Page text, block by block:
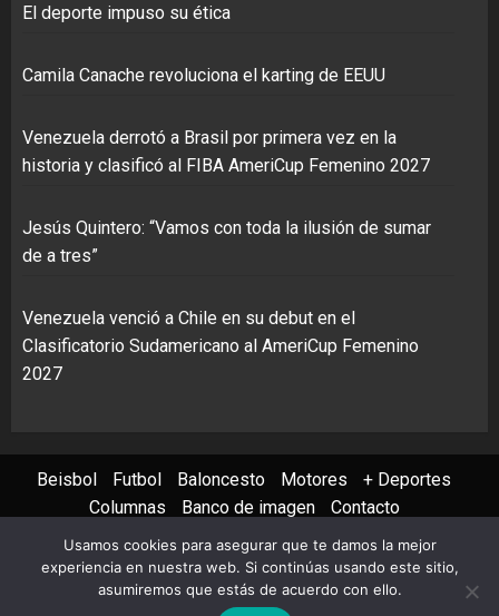
El deporte impuso su ética
Camila Canache revoluciona el karting de EEUU
Venezuela derrotó a Brasil por primera vez en la
historia y clasificó al FIBA AmeriCup Femenino 2027
Jesús Quintero: “Vamos con toda la ilusión de sumar
de a tres”
Venezuela venció a Chile en su debut en el
Clasificatorio Sudamericano al AmeriCup Femenino
2027
Beisbol Futbol Baloncesto Motores
+ Deportes
Columnas
Banco de imagen Contacto
Instagram
X YoutubeFacebook
TikTok
Usamos cookies para asegurar que te damos la mejor
experiencia en nuestra web. Si continúas usando este sitio,
asumiremos que estás de acuerdo con ello.